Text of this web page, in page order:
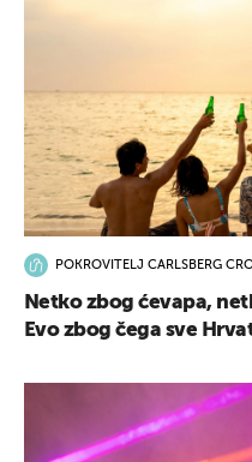
POKROVITELJ CARLSBERG
Netko zbog ćevapa,
Evo zbog čega sve